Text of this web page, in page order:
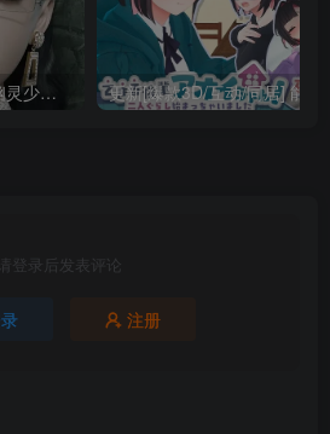
[SLG/亚洲/动态] 淘气幽灵少女（Cheeky Ghost Girl）v0.13.1 汉化步兵版 【安卓/PC-3.06G】
登录后发表评论
注册